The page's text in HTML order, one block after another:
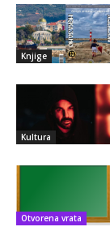
Knjige
Kultura
Otvorena vrata